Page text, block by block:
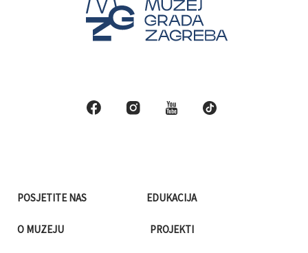
POSJETITE NAS
O MUZEJU
EDUKACIJA
PROJEKTI